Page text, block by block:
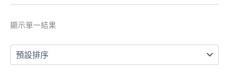
顯示單一結果